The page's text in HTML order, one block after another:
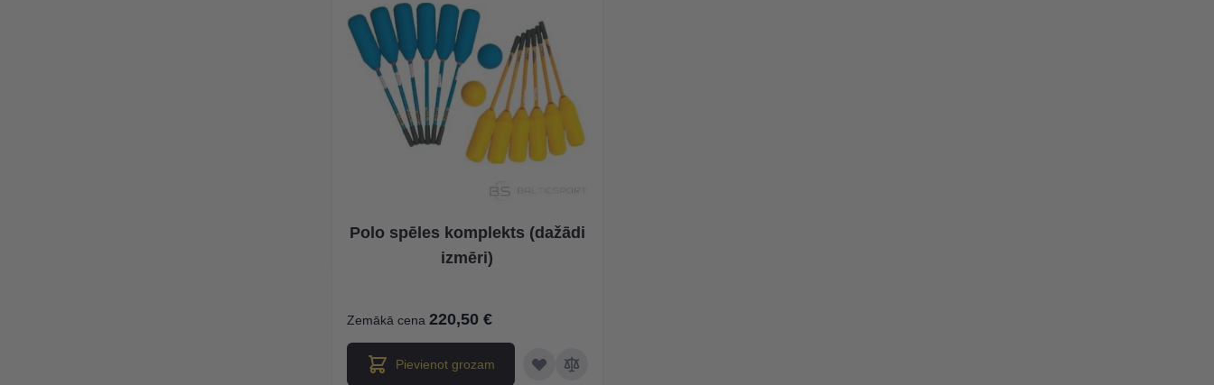
Polo spēles komplekts (dažādi
izmēri)
Zemākā cena 220,50 €
Pievienot grozam